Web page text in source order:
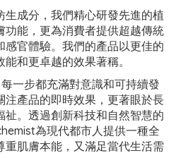
生成分，我們精心研發先進的植
功能，更為消費者提供超越傳統
感官體驗。我們的產品以更佳的
和更卓越的效果著稱。
一步都充滿對意識和可持續發
注產品的即時效果，更著眼於長
祉。透過創新科技和自然智慧的
為現代都市人提供一種全
肌膚本能，又滿足當代生活需